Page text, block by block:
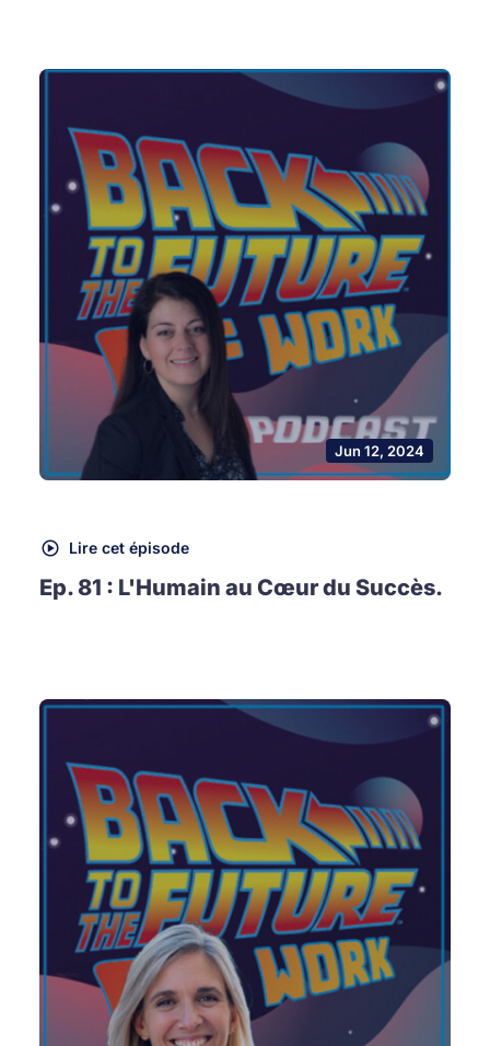
Jun 12, 2024
Lire cet épisode
Ep. 81 : L'Humain au Cœur du Succès.